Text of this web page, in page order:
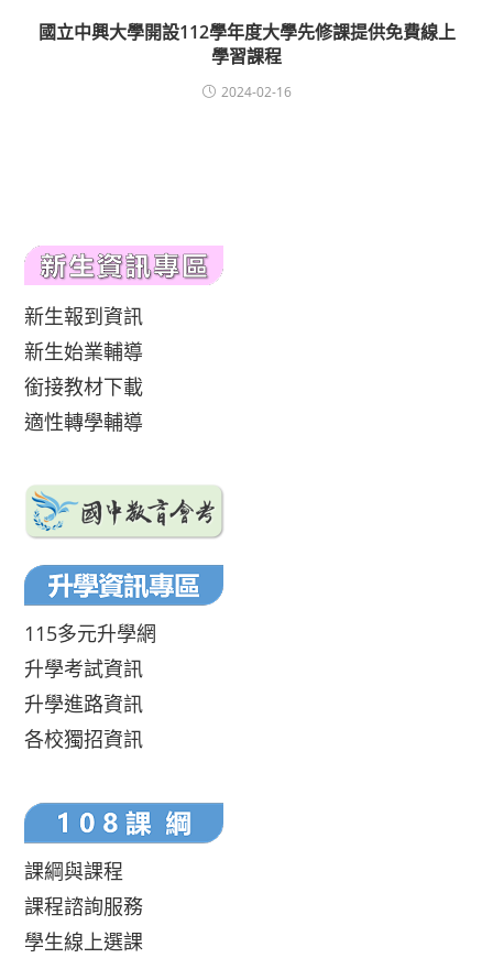
國立中興大學開設112學年度大學先修課提供免費線上
學習課程
2024-02-16
新生報到資訊
新生始業輔導
銜接教材下載
適性轉學輔導
115多元升學網
升學考試資訊
升學進路資訊
各校獨招資訊
課綱與課程
課程諮詢服務
學生線上選課